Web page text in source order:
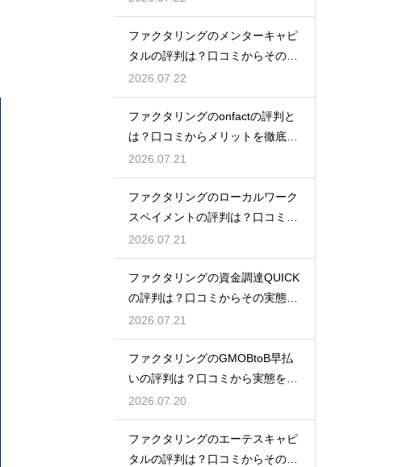
ファクタリングのメンターキャピ
タルの評判は？口コミからその実
態を徹底解説
2026.07.22
ファクタリングのonfactの評判と
は？口コミからメリットを徹底解
説
2026.07.21
ファクタリングのローカルワーク
スペイメントの評判は？口コミで
実態を解説
2026.07.21
ファクタリングの資金調達QUICK
の評判は？口コミからその実態を
徹底解説
2026.07.21
ファクタリングのGMOBtoB早払
いの評判は？口コミから実態を徹
底解説
2026.07.20
ファクタリングのエーテスキャピ
タルの評判は？口コミからその実